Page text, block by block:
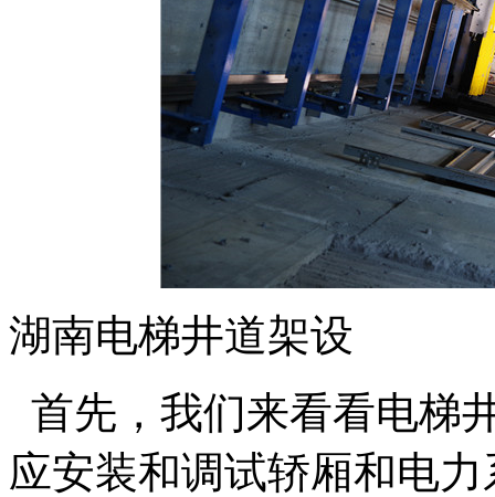
湖南电梯井道架设
首先，我们来看看电梯
应安装和调试轿厢和电